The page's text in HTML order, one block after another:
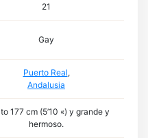
21
Gay
Puerto Real,
Andalusia
177 cm (5’10 «) y grande y
hermoso.